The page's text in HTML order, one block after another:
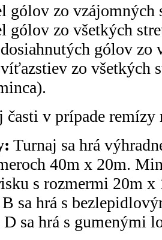
gólov zo vzájomných
gólov zo všetkých
gólov zo
zo všetkých
časti v prípade
Turnaj sa hrá
40m x 20m.
s rozmermi 20m x
sa hrá s
sa hrá s gumenými